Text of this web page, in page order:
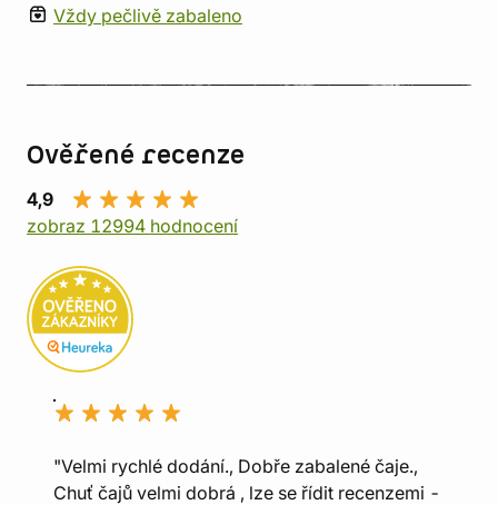
Vždy pečlivě zabaleno
Ověřené recenze
4,9
zobraz 12994 hodnocení
"Velmi rychlé dodání., Dobře zabalené čaje.,
Chuť čajů velmi dobrá , lze se řídit recenzemi -